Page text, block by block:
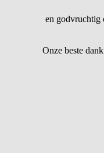
en godvruchtig
Onze beste